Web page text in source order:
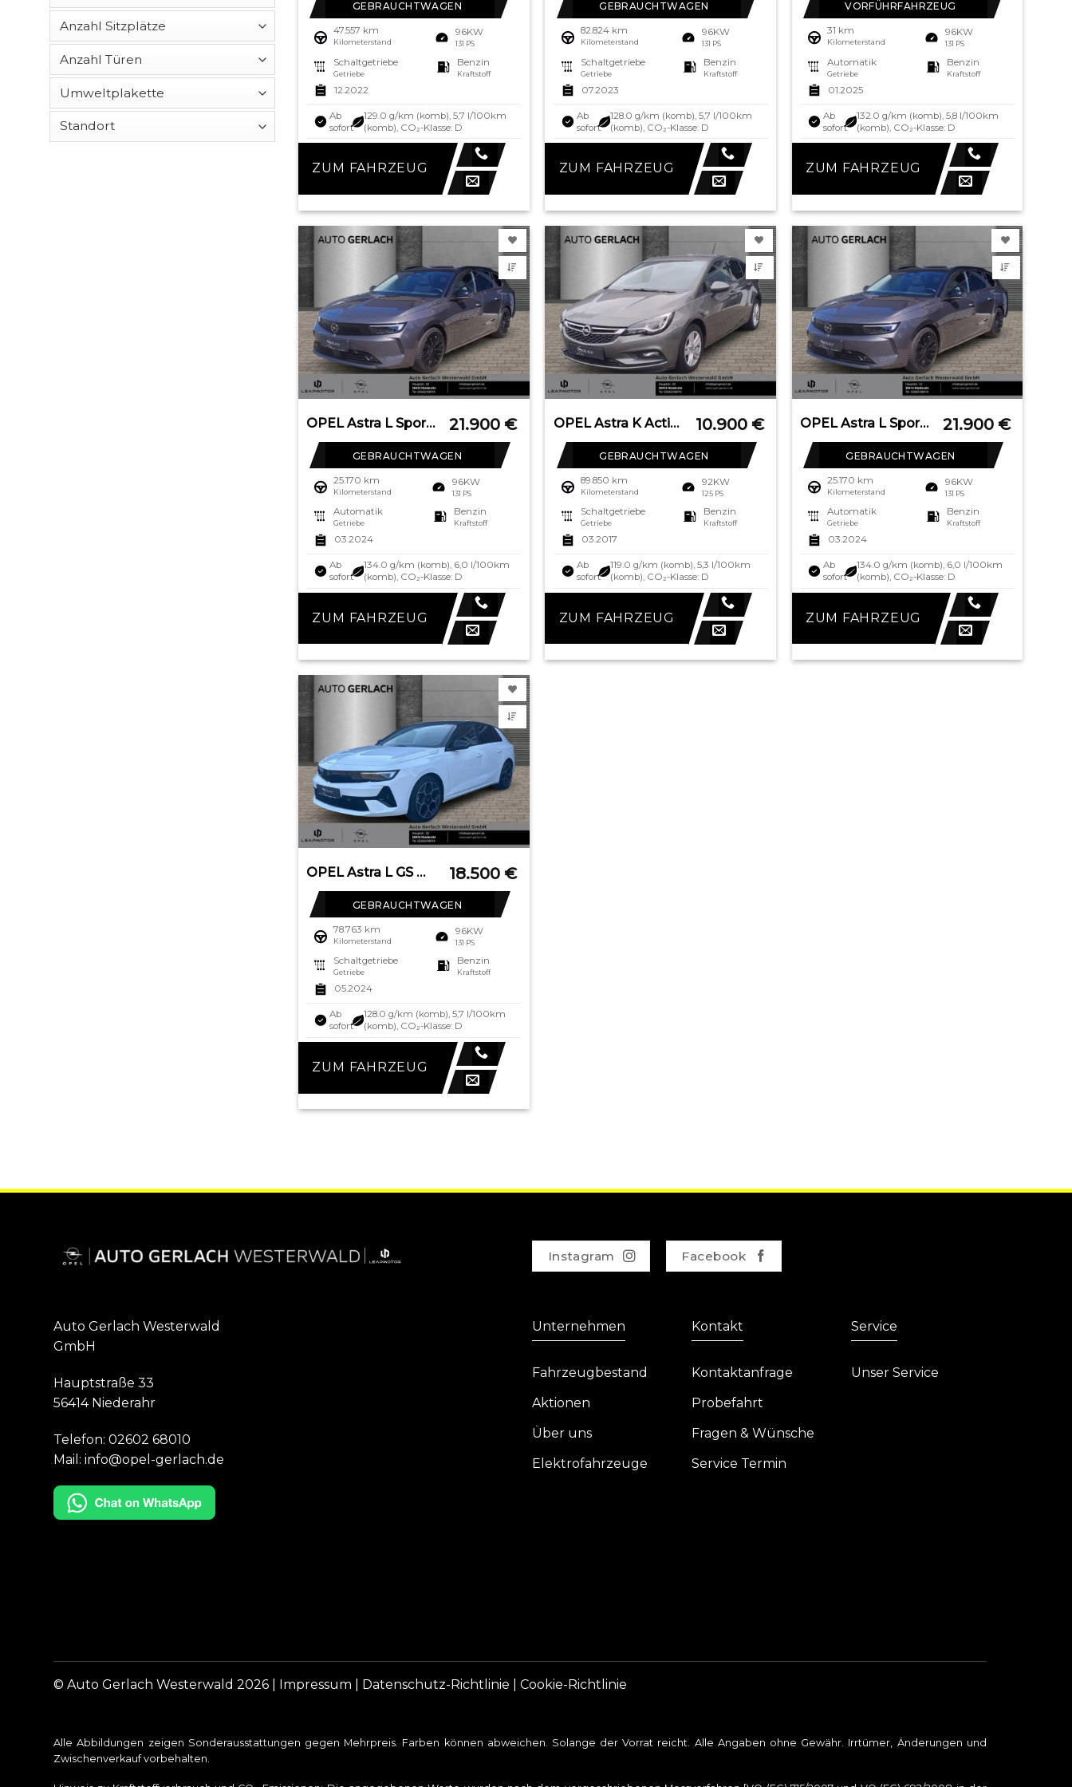
GEBRAUCHTWAGEN
47.557 km
Kilometerstand
96KW
131 PS
Schaltgetriebe
Getriebe
Benzin
Kraftstoff
12.2022
Ab
sofort
129.0 g/km (komb), 5,7 l/100km
(komb), CO₂-Klasse: D
ZUM FAHRZEUG
GEBRAUCHTWAGEN
82.824 km
Kilometerstand
96KW
131 PS
Schaltgetriebe
Getriebe
Benzin
Kraftstoff
07.2023
Ab
sofort
128.0 g/km (komb), 5,7 l/100km
(komb), CO₂-Klasse: D
ZUM FAHRZEUG
VORFÜHRFAHRZEUG
31 km
Kilometerstand
96KW
131 PS
Automatik
Getriebe
Benzin
Kraftstoff
01.2025
Ab
sofort
132.0 g/km (komb), 5,8 l/100km
(komb), CO₂-Klasse: D
ZUM FAHRZEUG
OPEL Astra L Sports Tourer Business Elegance Navi Dig 21.900 €
GEBRAUCHTWAGEN
25.170 km
Kilometerstand
96KW
131 PS
Automatik
Getriebe
Benzin
Kraftstoff
03.2024
Ab
sofort
134.0 g/km (komb), 6,0 l/100km
(komb), CO₂-Klasse: D
ZUM FAHRZEUG
OPEL Astra K Active Start Stop Apple CarPlay Android 10.900 €
GEBRAUCHTWAGEN
89.850 km
Kilometerstand
92KW
125 PS
Schaltgetriebe
Getriebe
Benzin
Kraftstoff
03.2017
Ab
sofort
119.0 g/km (komb), 5,3 l/100km
(komb), CO₂-Klasse: D
ZUM FAHRZEUG
OPEL Astra L Sports Tourer Business Elegance Navi Dig 21.900 €
GEBRAUCHTWAGEN
25.170 km
Kilometerstand
96KW
131 PS
Automatik
Getriebe
Benzin
Kraftstoff
03.2024
Ab
sofort
134.0 g/km (komb), 6,0 l/100km
(komb), CO₂-Klasse: D
ZUM FAHRZEUG
OPEL Astra L GS HUD Navi Digitales Cockpit Soundsyste 18.500 €
GEBRAUCHTWAGEN
78.763 km
Kilometerstand
96KW
131 PS
Schaltgetriebe
Getriebe
Benzin
Kraftstoff
05.2024
Ab
sofort
128.0 g/km (komb), 5,7 l/100km
(komb), CO₂-Klasse: D
ZUM FAHRZEUG
Instagram Facebook
Auto Gerlach Westerwald
GmbH
Hauptstraße 33
56414 Niederahr
Telefon:02602 68010
Mail: info@opel-gerlach.de
Unternehmen
Fahrzeugbestand
Aktionen
Über uns
Elektrofahrzeuge
Kontakt
Kontaktanfrage
Probefahrt
Fragen & Wünsche
Service Termin
Service
Unser Service
© Auto Gerlach Westerwald 2026 | Impressum Datenschutz-Richtlinie |Cookie-Richtlinie
Alle Abbildungen zeigen Sonderausstattungen gegen Mehrpreis. Farben können abweichen. Solange der Vorrat reicht. Alle Angaben ohne Gewähr. Irrtümer, Änderungen und
Zwischenverkauf vorbehalten.